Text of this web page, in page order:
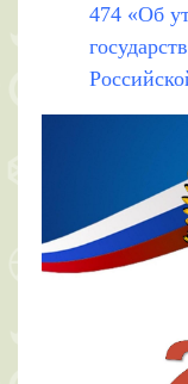
474 «Об